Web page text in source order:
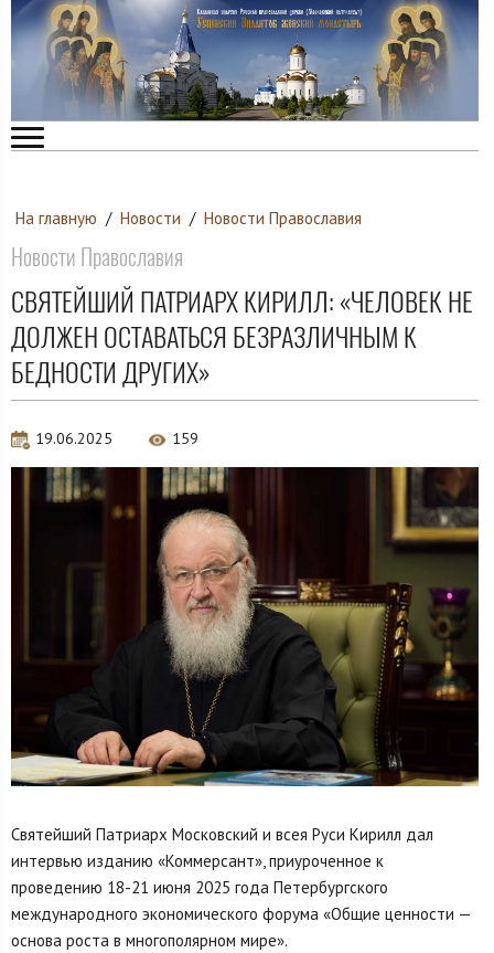
На главную / Новости / Новости Православия
Новости Православия
СВЯТЕЙШИЙ ПАТРИАРХ КИРИЛЛ: «ЧЕЛОВЕК НЕ
ДОЛЖЕН ОСТАВАТЬСЯ БЕЗРАЗЛИЧНЫМ К
БЕДНОСТИ ДРУГИХ»
19.06.2025 159
Святейший Патриарх Московский и всея Руси Кирилл дал
интервью изданию «Коммерсант», приуроченное к
проведению 18-21 июня 2025 года Петербургского
международного экономического форума «Общие ценности —
основа роста в многополярном мире».